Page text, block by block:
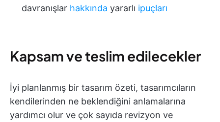
davranışlar hakkında yararlı ipuçları
Kapsam ve teslim edilecekler
İyi planlanmış bir tasarım özeti, tasarımcıların
kendilerinden ne beklendiğini anlamalarına
yardımcı olur ve çok sayıda revizyon ve